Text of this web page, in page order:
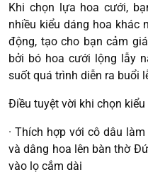
Khi chọn lựa hoa cưới,
nhiều kiểu dáng hoa khác
động, tạo cho bạn cảm
bởi bó hoa cưới lộng lẫy
suốt quá trình diễn ra buổi
Điều tuyệt vời khi chọn
· Thích hợp với cô dâu
và dâng hoa lên bàn thờ
vào lọ cắm dài